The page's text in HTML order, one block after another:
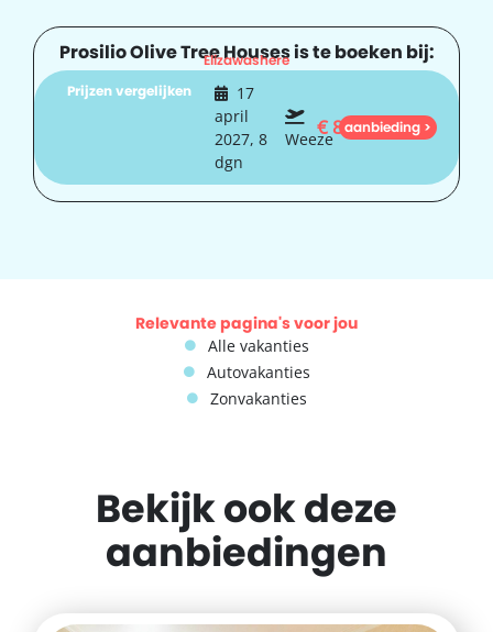
Prosilio Olive Tree Houses is te boeken bij:
Elizawashere
Prijzen vergelijken
17
april
2027, 8
dgn
Weeze
€ 845
aanbieding >
Relevante pagina's voor jou
Alle vakanties
Autovakanties
Zonvakanties
Bekijk ook deze
aanbiedingen